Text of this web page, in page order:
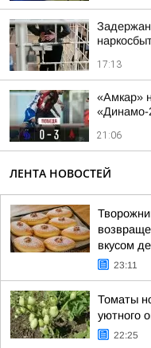
17:13
«Амкар»
«Динамо-
21:06
ЛЕНТА НОВОСТЕЙ
вкусом
23:11
Томаты
уютного
22:25